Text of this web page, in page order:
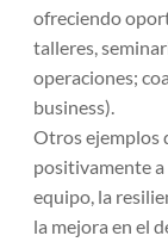
ofreciendo
talleres,
operaciones;
business).
Otros ejemplos
positivamente a
equipo, la
la mejora en el